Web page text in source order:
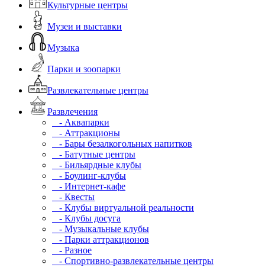
Культурные центры
Музеи и выставки
Музыка
Парки и зоопарки
Развлекательные центры
Развлечения
- Аквапарки
- Аттракционы
- Бары безалкогольных напитков
- Батутные центры
- Бильярдные клубы
- Боулинг-клубы
- Интернет-кафе
- Квесты
- Клубы виртуальной реальности
- Клубы досуга
- Музыкальные клубы
- Парки аттракционов
- Разное
- Спортивно-развлекательные центры